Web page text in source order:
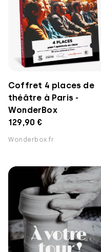
Coffret 4 places de
théâtre à Paris -
WonderBox
129,90 €
Wonderbox.fr